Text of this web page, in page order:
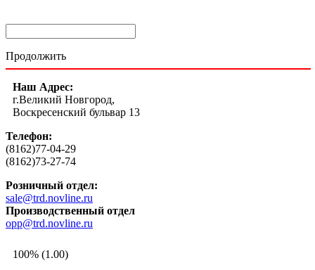
Продолжить
Наш Адрес:
г.Великий Новгород,
Воскресенский бульвар 13
Телефон:
(8162)77-04-29
(8162)73-27-74
Розничный отдел:
sale@trd.novline.ru
Производственный отдел
opp@trd.novline.ru
100% (1.00)